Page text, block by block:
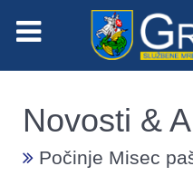
Novosti &
Počinje Misec